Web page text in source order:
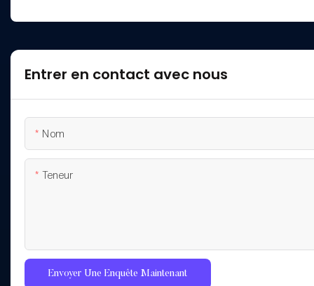
Entrer en contact avec nous
Nom
Teneur
Envoyer Une Enquête Maintenant